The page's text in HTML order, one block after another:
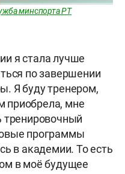
минспорта РТ
я стала лучше
по завершении
Я буду тренером,
приобрела, мне
тренировочный
программы
в академии. То есть
в моё будущее